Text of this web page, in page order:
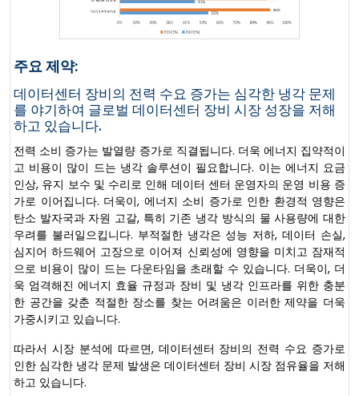
주요 제약:
데이터센터 장비의 전력 수요 증가는 심각한 냉각 문제
를 야기하여 글로벌 데이터센터 장비 시장 성장을 저해
하고 있습니다.
전력 소비 증가는 발열량 증가로 직결됩니다. 더욱 에너지 집약적이
고 비용이 많이 드는 냉각 솔루션이 필요합니다. 이는 에너지 요금
인상, 유지 보수 및 수리로 인해 데이터 센터 운영자의 운영 비용 증
가로 이어집니다. 더욱이, 에너지 소비 증가로 인한 환경적 영향은
탄소 발자국과 자원 고갈, 특히 기존 냉각 방식의 물 사용량에 대한
우려를 불러일으킵니다. 부적절한 냉각은 성능 저하, 데이터 손실,
심지어 하드웨어 고장으로 이어져 신뢰성에 영향을 미치고 잠재적
으로 비용이 많이 드는 다운타임을 초래할 수 있습니다. 더욱이, 더
욱 엄격해진 에너지 효율 규정과 장비 및 냉각 인프라를 위한 충분
한 공간을 갖춘 적절한 장소를 찾는 어려움은 이러한 제약을 더욱
가중시키고 있습니다.
따라서 시장 분석에 따르면, 데이터센터 장비의 전력 수요 증가로
인한 심각한 냉각 문제 발생은 데이터센터 장비 시장 점유율을 저해
하고 있습니다.